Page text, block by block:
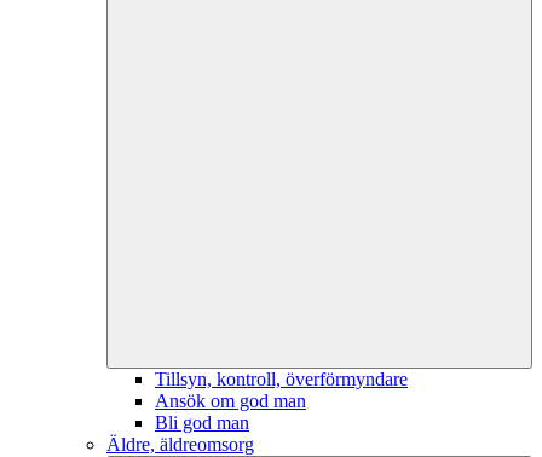
Tillsyn, kontroll, överförmyndare
Ansök om god man
Bli god man
Äldre, äldreomsorg